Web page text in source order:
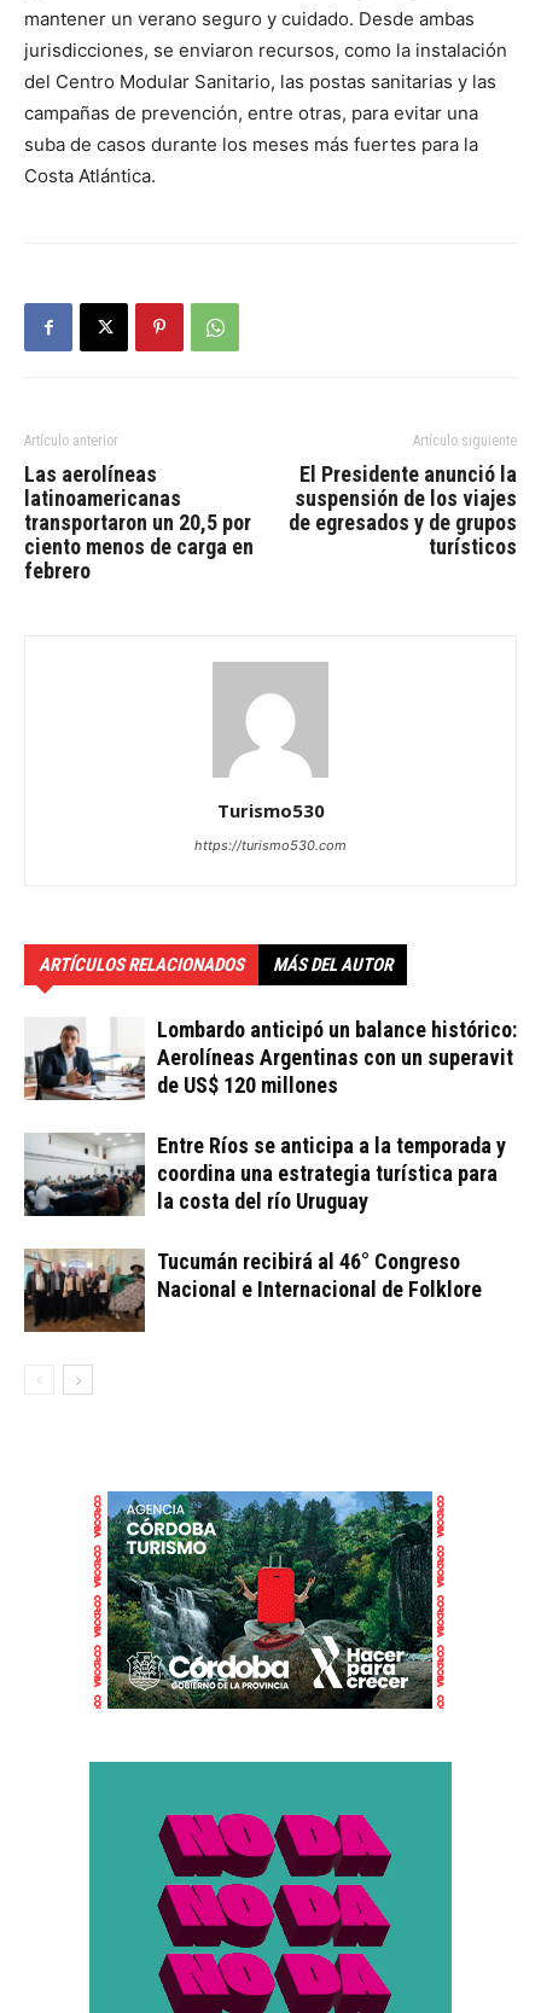
mantener un verano seguro y cuidado. Desde ambas
jurisdicciones, se enviaron recursos, como la instalación
del Centro Modular Sanitario, las postas sanitarias y las
campañas de prevención, entre otras, para evitar una
suba de casos durante los meses más fuertes para la
Costa Atlántica.
Artículo anterior
Las aerolíneas
latinoamericanas
transportaron un 20,5 por
ciento menos de carga en
febrero
Artículo siguiente
El Presidente anunció la
suspensión de los viajes
de egresados y de grupos
turísticos
Turismo530
https://turismo530.com
ARTÍCULOS RELACIONADOS MÁS DEL AUTOR
Lombardo anticipó un balance histórico:
Aerolíneas Argentinas con un superavit
de US$ 120 millones
Entre Ríos se anticipa a la temporada y
coordina una estrategia turística para
la costa del río Uruguay
Tucumán recibirá al 46° Congreso
Nacional e Internacional de Folklore